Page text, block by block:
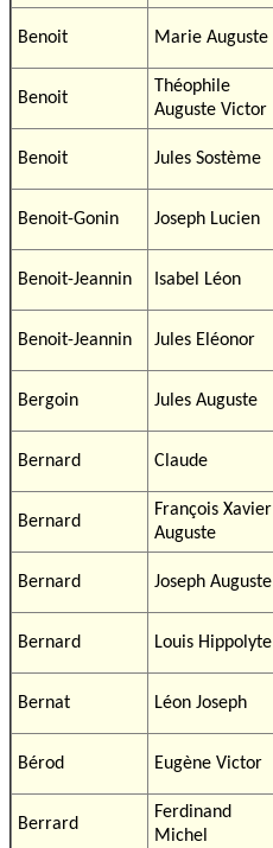
Benoit Marie Auguste
Benoit
Théophile
Auguste Victor
Benoit Jules Sostème
Benoit-Gonin Joseph Lucien
Benoit-Jeannin Isabel Léon
Benoit-Jeannin Jules Eléonor
Bergoin Jules Auguste
Bernard Claude
Bernard
François Xavier
Auguste
Bernard Joseph Auguste
Bernard Louis Hippolyte
Bernat Léon Joseph
Bérod Eugène Victor
Berrard
Ferdinand
Michel